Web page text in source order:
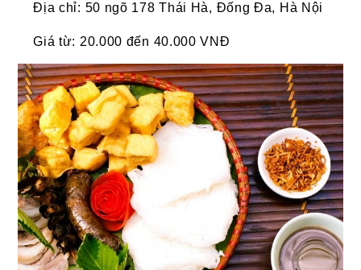
Địa chỉ: 50 ngõ 178 Thái Hà, Đống Đa, Hà Nội
Giá từ: 20.000 đến 40.000 VNĐ